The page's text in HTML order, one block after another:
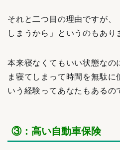
それと二つ目の理由ですが、
しまうから」というのもあり
本来寝なくてもいい状態なの
ま寝てしまって時間を無駄に
いう経験ってあなたもあるの
③：高い自動車保険